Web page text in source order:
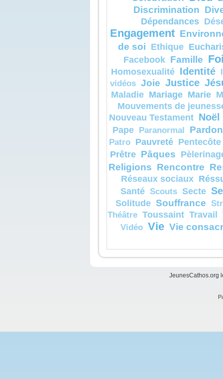
Discrimination
Dépendances
Engagement
de soi Ethique
Facebook Famille
Homosexualité Identité
vidéos Joie Justice
Maladie Mariage Marie
Mouvements de
Nouveau Testament Noël
Pape Paranormal Pardon
Patro Pauvreté Pentecôte
Prêtre Pâques
Religions Rencontre
Réseaux sociaux
Santé Scouts Secte
Solitude Souffrance
Théâtre Toussaint Travail
Vidéo Vie Vie
JeunesCathos.org